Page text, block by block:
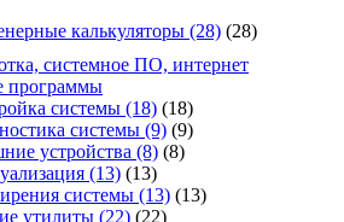
калькуляторы (28) (28)
системное ПО, интернет
программы
системы (18) (18)
системы (9) (9)
устройства (8) (8)
(13) (13)
системы (13) (13)
утилиты (22) (22)